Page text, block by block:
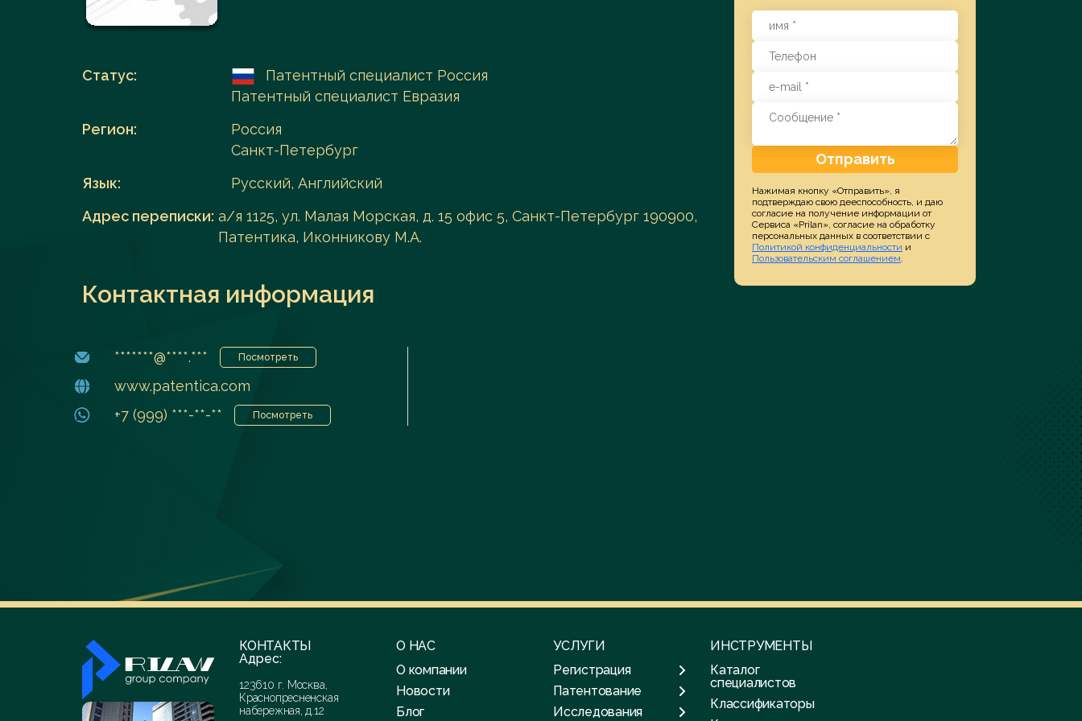
Перейти в каталог
Статус:
Патентный специалист Россия
Патентный специалист Евразия
Регион:
Россия
Санкт-Петербург
Язык:
Русский, Английский
Адрес переписки: а/я 1125, ул. Малая Морская, д. 15 офис 5, Санкт-Петербург 190900,
Патентика, Иконникову М.А.
Контактная информация
*******@****.*** Посмотреть
www.patentica.com
+7 (999) ***-**-**
Посмотреть
Отправить
Нажимая кнопку «Отправить», я
подтверждаю свою дееспособность, и даю
согласие на получение информации от
Сервиса «Prilan», согласие на обработку
персональных данных в соответствии с
Политикой конфиденциальности и
Пользовательским соглашением.
КОНТАКТЫ
Адрес:
123610 г. Москва,
Краснопресненская
набережная, д.12
О НАС
О компании
Новости
Блог
УСЛУГИ
Регистрация
Патентование
Исследования
ИНСТРУМЕНТЫ
Каталог
специалистов
Классификаторы